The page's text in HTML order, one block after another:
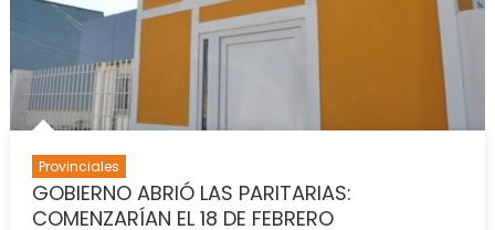
LOS
DE
Provinciales
GOBIERNO ABRIÓ LAS PARITARIAS:
COMENZARÍAN EL 18 DE FEBRERO